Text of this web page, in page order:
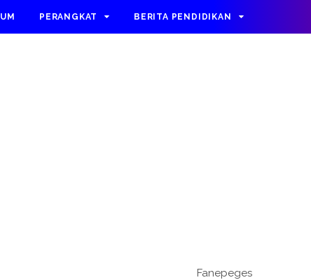
PERANGKAT BERITA PENDIDIKAN
Fanepeges